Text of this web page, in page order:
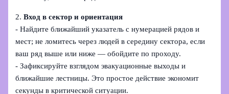
2.Вход в сектор и ориентация
- Найдите ближайший указатель с нумерацией рядов и
мест; не ломитесь через людей в середину сектора, если
ваш ряд выше или ниже — обойдите по проходу.
- Зафиксируйте взглядом эвакуационные выходы и
ближайшие лестницы. Это простое действие экономит
секунды в критической ситуации.